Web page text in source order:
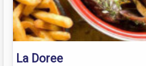
La Doree